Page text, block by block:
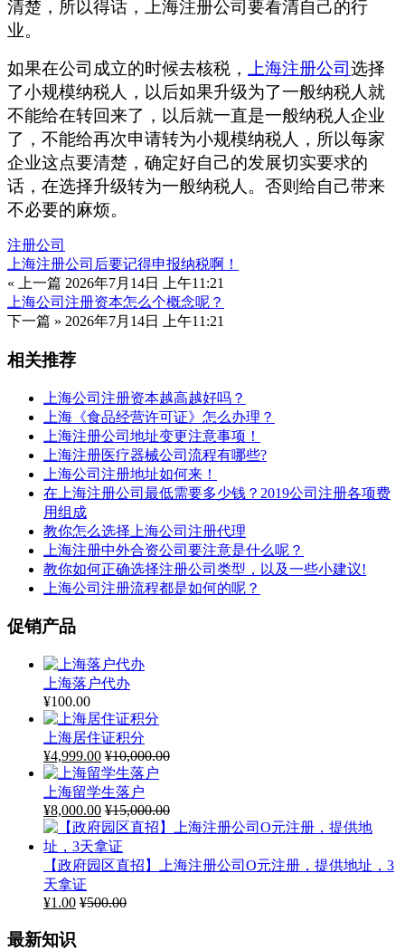
清楚，所以得话，上海注册公司要看清自己的行
业。
如果在公司成立的时候去核税， 上海注册公司选择
了小规模纳税人，以后如果升级为了一般纳税人就
不能给在转回来了，以后就一直是一般纳税人企业
了，不能给再次申请转为小规模纳税人，所以每家
企业这点要清楚，确定好自己的发展切实要求的
话，在选择升级转为一般纳税人。否则给自己带来
不必要的麻烦。
注册公司
上海注册公司后要记得申报纳税啊！
« 上一篇 2026年7月14日 上午11:21
上海公司注册资本怎么个概念呢？
下一篇 » 2026年7月14日 上午11:21
相关推荐
上海公司注册资本越高越好吗？
上海《食品经营许可证》怎么办理？
上海注册公司地址变更注意事项！
上海注册医疗器械公司流程有哪些?
上海公司注册地址如何来！
在上海注册公司最低需要多少钱？2019公司注册各项费
用组成
教你怎么选择上海公司注册代理
上海注册中外合资公司要注意是什么呢？
教你如何正确选择注册公司类型，以及一些小建议!
上海公司注册流程都是如何的呢？
促销产品
上海落户代办
¥100.00
上海居住证积分
¥4,999.00 ¥10,000.00
上海留学生落户
¥8,000.00 ¥15,000.00
【政府园区直招】上海注册公司O元注册，提供地址，3
天拿证
¥1.00 ¥500.00
最新知识